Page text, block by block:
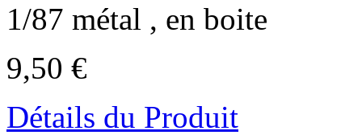
1/87 métal , en boite
9,50 €
Détails du Produit